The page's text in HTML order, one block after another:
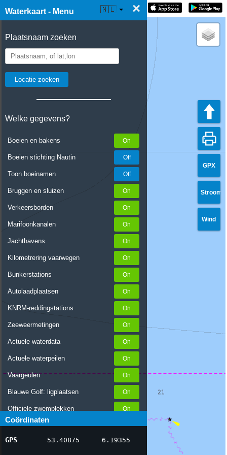
Waterkaart - Menu ×
Plaatsnaam zoeken
Welke gegevens?
Boeien en bakens
Boeien stichting Nautin
Toon boeinamen
Bruggen en sluizen
Verkeersborden
Marifoonkanalen
Jachthavens
Kilometrering vaarwegen
Bunkerstations
Autolaadplaatsen
KNRM-reddingstations
Zeeweermetingen
Actuele waterdata
Actuele waterpeilen
Vaargeulen
Blauwe Golf: ligplaatsen
Officiele zwemplekken
Stremmingen/hinder
AIS scheepsposities
Coördinaten
GPS 53.40875 6.19355
☰ Waterkaart Live 🇳🇱
GPX
Stroom
Wind